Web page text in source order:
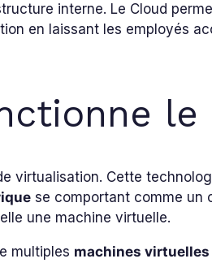
interne. Le Cloud
en laissant les employés
le
virtualisation. Cette
se comportant comme un
une machine virtuelle.
multiples machines virtuelles